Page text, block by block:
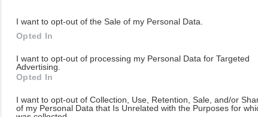
I want to opt-out of the Sale of my Personal Data.
Opted In
I want to opt-out of processing my Personal Data for Targeted
Advertising.
Opted In
I want to opt-out of Collection, Use, Retention, Sale, and/or
of my Personal Data that Is Unrelated with the Purposes for